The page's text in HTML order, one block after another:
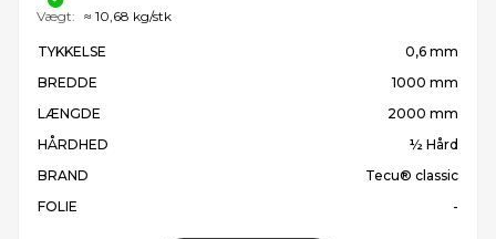
TYKKELSE
0,6 mm
BREDDE
1000 mm
LÆNGDE
2000 mm
HÅRDHED
½ Hård
BRAND
Tecu® classic
FOLIE
-
Vægt: ≈ 10,68 kg/stk